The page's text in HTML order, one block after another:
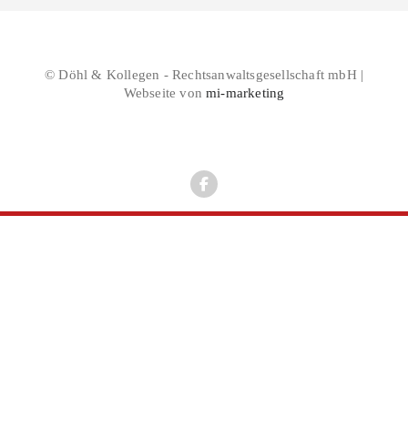
© Döhl & Kollegen - Rechtsanwaltsgesellschaft mbH |
Webseite vonmi-marketing